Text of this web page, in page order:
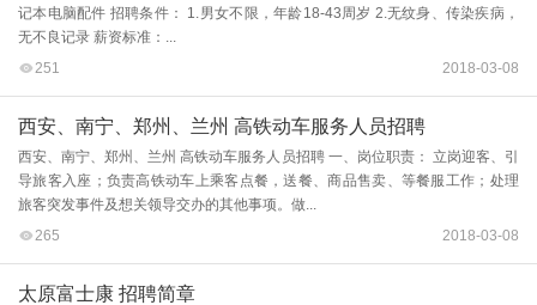
记本电脑配件 招聘条件： 1.男女不限，年龄18-43周岁 2.无纹身、传染疾病，
无不良记录 薪资标准：...
251
2018-03-08
西安、南宁、郑州、兰州 高铁动车服务人员招聘
西安、南宁、郑州、兰州 高铁动车服务人员招聘 一、岗位职责： 立岗迎客、引
导旅客入座；负责高铁动车上乘客点餐，送餐、商品售卖、等餐服工作；处理
旅客突发事件及想关领导交办的其他事项。做...
265
2018-03-08
太原富士康 招聘简章